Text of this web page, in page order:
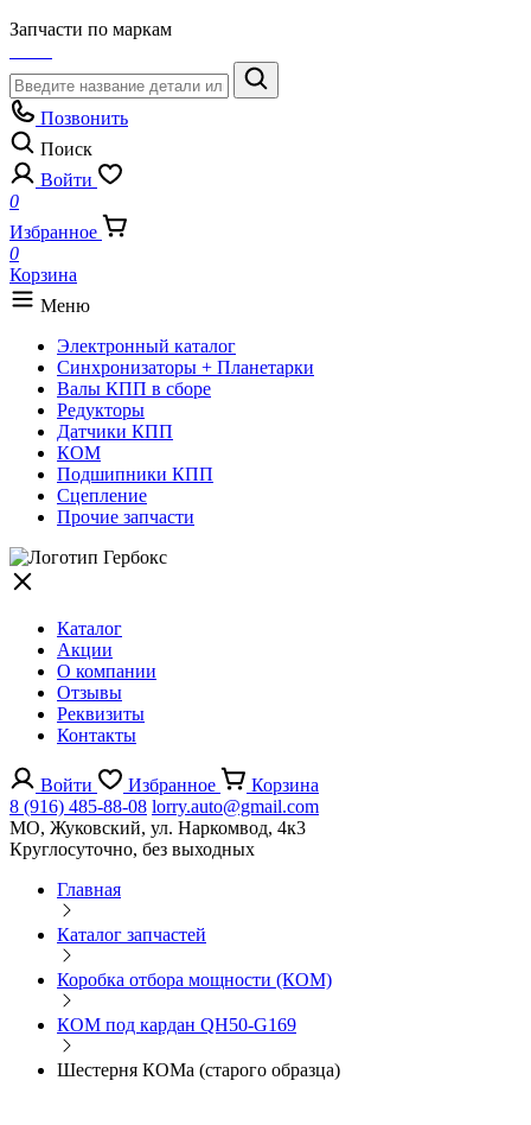
Запчасти по маркам
Позвонить
Поиск
Войти
0
Избранное
0
Корзина
Меню
Электронный каталог
Синхронизаторы + Планетарки
Валы КПП в сборе
Редукторы
Датчики КПП
КОМ
Подшипники КПП
Сцепление
Прочие запчасти
Каталог
Акции
О компании
Отзывы
Реквизиты
Контакты
Войти Избранное
Корзина
8 (916) 485-88-08 lorry.auto@gmail.com
МО, Жуковский, ул. Наркомвод, 4к3
Круглосуточно, без выходных
Главная
Каталог запчастей
Коробка отбора мощности (КОМ)
КОМ под кардан QH50-G169
Шестерня КОМа (старого образца)